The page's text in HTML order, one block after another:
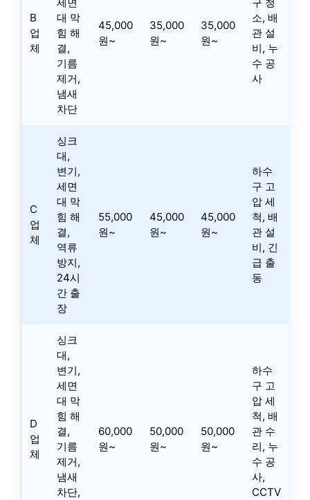
B
업
체
대 막
힘 해
결,
기름
제거,
냄새
차단
45,000
원~
35,000
원~
35,000
원~
소, 배
관 설
비, 누
수 공
사
C
업
체
싱크
대,
변기,
세면
대 막
힘 해
결,
역류
방지,
24시
간 출
장
55,000
원~
45,000
원~
45,000
원~
하수
구 고
압 세
척, 배
관 설
비, 긴
급 출
동
D
업
체
싱크
대,
변기,
세면
대 막
힘 해
결,
기름
제거,
냄새
차단,
60,000
원~
50,000
원~
50,000
원~
하수
구 고
압 세
척, 배
관 수
리, 누
수 공
사,
CCTV